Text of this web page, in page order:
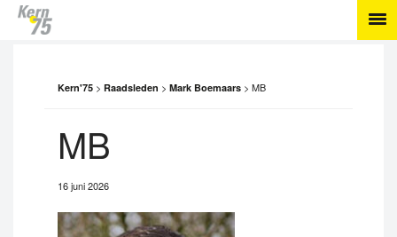
Kern'75 > Raadsleden > Mark Boemaars > MB
MB
16 juni 2026